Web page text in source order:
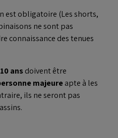
est obligatoire (Les shorts,
ne sont pas
connaissance des tenues
ansdoivent être
majeureapte à les
ils ne seront pas